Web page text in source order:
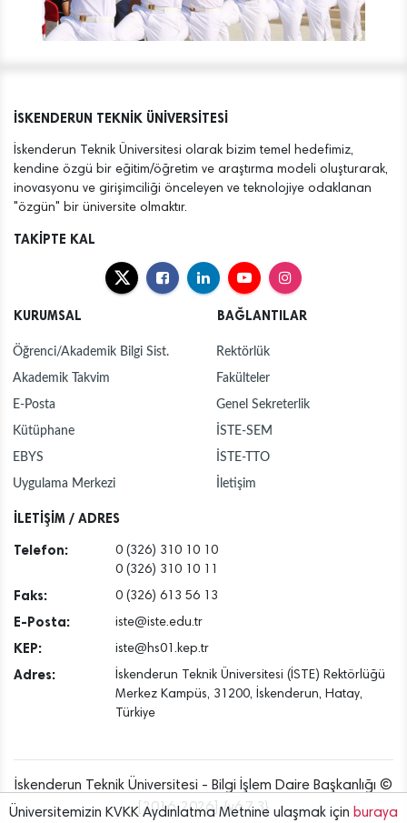
İSKENDERUN TEKNİK ÜNİVERSİTESİ
İskenderun Teknik Üniversitesi olarak bizim temel hedefimiz,
kendine özgü bir eğitim/öğretim ve araştırma modeli oluşturarak,
inovasyonu ve girişimciliği önceleyen ve teknolojiye odaklanan
"özgün" bir üniversite olmaktır.
TAKİPTE KAL
KURUMSAL
Öğrenci/Akademik Bilgi Sist.
Akademik Takvim
E-Posta
Kütüphane
EBYS
Uygulama Merkezi
BAĞLANTILAR
Rektörlük
Fakülteler
Genel Sekreterlik
İSTE-SEM
İSTE-TTO
İletişim
İLETİŞİM / ADRES
Telefon:
0 (326) 310 10 10
0 (326) 310 10 11
Faks: 0 (326) 613 56 13
E-Posta: iste@iste.edu.tr
KEP: iste@hs01.kep.tr
Adres:
İskenderun Teknik Üniversitesi (İSTE) Rektörlüğü
Merkez Kampüs, 31200, İskenderun, Hatay,
Türkiye
İskenderun Teknik Üniversitesi - Bilgi İşlem Daire Başkanlığı ©
[2016..2026] {v6.7.3}
Üniversitemizin KVKK Aydınlatma Metnine ulaşmak için buraya